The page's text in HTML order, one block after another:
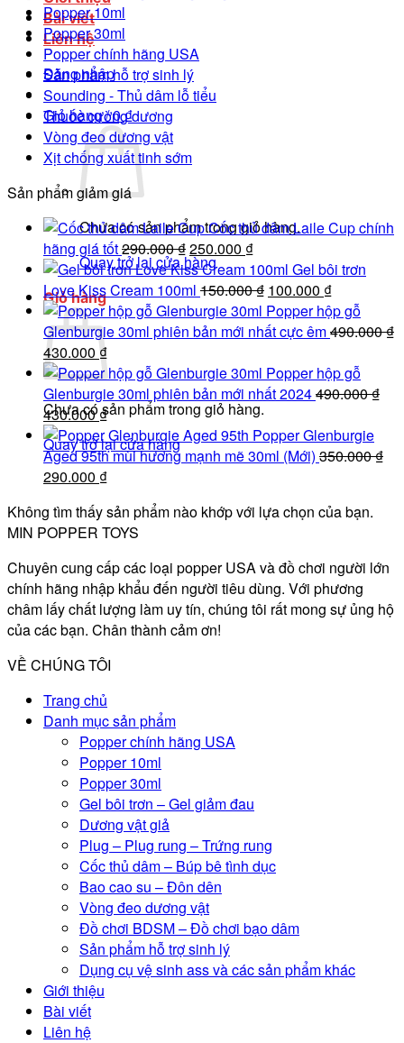
Bài viết
Liên hệ
Đăng nhập
Giỏ hàng /0₫
Chưa có sản phẩm trong giỏ hàng.
Quay trở lại cửa hàng
Giỏ hàng
Chưa có sản phẩm trong giỏ hàng.
Quay trở lại cửa hàng
Popper 10ml
Popper 30ml
Popper chính hãng USA
Sản phẩm hỗ trợ sinh lý
Sounding - Thủ dâm lỗ tiểu
Thuốc cường dương
Vòng đeo dương vật
Xịt chống xuất tinh sớm
Sản phẩm giảm giá
Cốc thủ dâm Laile Cup chính
hãng giá tốt290.000₫Giá
gốc
là:
290.000 ₫.
250.000 ₫Giá
hiện
tại
là:
250.000 ₫.
Gel bôi trơn
Love Kiss Cream 100ml 150.000₫ Giá
gốc
là:
100.000 ₫Giá
hiện
tại
100.000 ₫.
Popper hộp gỗ
Glenburgie 30ml phiên bản mới nhất cực êm490.000₫
Giá
gốc
là:
490.000 ₫.
430.000 ₫Giá
hiện
tại
là:
430.000 ₫.
Popper hộp gỗ
Glenburgie 30ml phiên bản mới nhất 2024490.000₫
Giá
gốc
là:
490.000 ₫.
430.000₫Giá
hiện
tại
là:
Popper Glenburgie
Aged 95th mùi hương mạnh mẽ 30ml (Mới) 350.000₫
Giá
là:
350.000 ₫.
290.000 ₫Giá
tại
là:
290.000 ₫.
Không tìm thấy sản phẩm nào khớp với lựa chọn của bạn.
MIN POPPER TOYS
Chuyên cung cấp các loại popper USA và đồ chơi người lớn
chính hãng nhập khẩu đến người tiêu dùng. Với phương
châm lấy chất lượng làm uy tín, chúng tôi rất mong sự ủng hộ
của các bạn. Chân thành cảm ơn!
VỀ CHÚNG TÔI
Trang chủ
Danh mục sản phẩm
Popper chính hãng USA
Popper 10ml
Popper 30ml
Gel bôi trơn – Gel giảm đau
Dương vật giả
Plug – Plug rung – Trứng rung
Cốc thủ dâm – Búp bê tình dục
Bao cao su – Đôn dên
Vòng đeo dương vật
Đồ chơi BDSM – Đồ chơi bạo dâm
Sản phẩm hỗ trợ sinh lý
Dụng cụ vệ sinh ass và các sản phẩm khác
Giới thiệu
Bài viết
Liên hệ